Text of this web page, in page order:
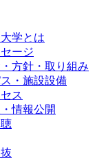
学とは
ージ
方針・取り組み
・施設設備
ス
情報公開